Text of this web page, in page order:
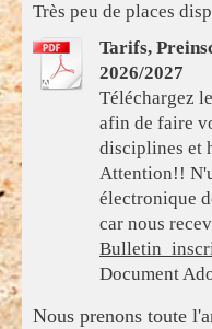
Très peu de places
Tarifs,
2026/2027
Téléchargez
afin de faire
disciplines et
Attention!!
électronique
car nous
Document
Nous prenons toute